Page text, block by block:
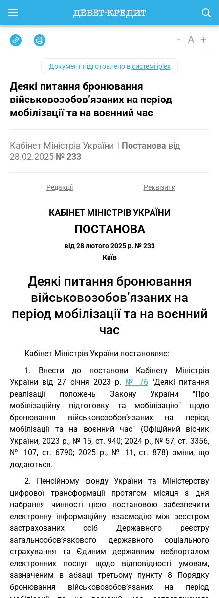
- A +
Документ підготовлено всистемі iplex
Деякі питання бронювання
військовозобов’язаних на період
мобілізації та на воєнний час
Кабінет Міністрів України | Постанова від
28.02.2025 № 233
Редакції Реквізити
КАБІНЕТ МІНІСТРІВ УКРАЇНИ
ПОСТАНОВА
від 28 лютого 2025 р. № 233
Київ
Деякі питання бронювання
військовозобов’язаних на
період мобілізації та на воєнний
час
Кабінет Міністрів України постановляє:
1. Внести до постанови Кабінету Міністрів
України від 27 січня 2023 р. № 76"Деякі питання
реалізації положень Закону України "Про
мобілізаційну підготовку та мобілізацію" щодо
бронювання військовозобов’язаних на період
мобілізації та на воєнний час" (Офіційний вісник
України, 2023 р., № 15, ст. 940; 2024 р., № 57, ст. 3356,
№ 107, ст. 6790; 2025 р., № 11, ст. 878) зміни, що
додаються.
2. Пенсійному фонду України та Міністерству
цифрової трансформації протягом місяця з дня
набрання чинності цією постановою забезпечити
електронну інформаційну взаємодію між реєстром
застрахованих осіб Державного реєстру
загальнообов’язкового державного соціального
страхування та Єдиним державним вебпорталом
електронних послуг щодо відповідності умовам,
зазначеним в абзаці третьому пункту 8 Порядку
бронювання військовозобов’язаних на період